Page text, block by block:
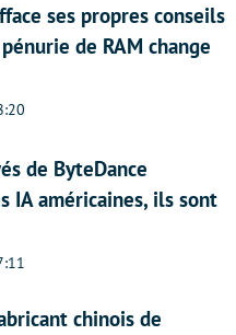
ses propres conseils
de RAM change
de ByteDance
IA américaines, ils sont
chinois de